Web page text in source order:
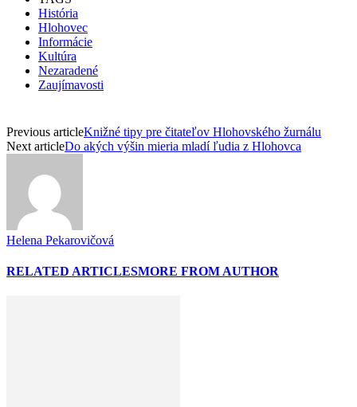
História
Hlohovec
Informácie
Kultúra
Nezaradené
Zaujímavosti
Previous articleKnižné tipy pre čitateľov Hlohovského žurnálu
Next articleDo akých výšin mieria mladí ľudia z Hlohovca
Helena Pekarovičová
RELATED ARTICLESMORE FROM AUTHOR